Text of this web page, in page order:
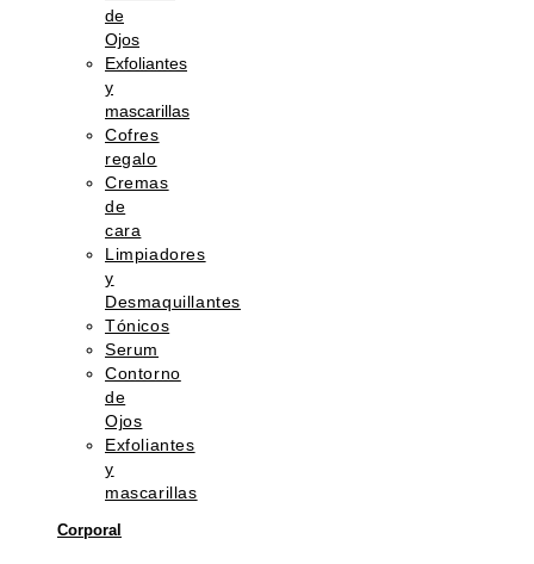
de
Ojos
Exfoliantes
y
mascarillas
Cofres
regalo
Cremas
de
cara
Limpiadores
y
Desmaquillantes
Tónicos
Serum
Contorno
de
Ojos
Exfoliantes
y
mascarillas
Corporal